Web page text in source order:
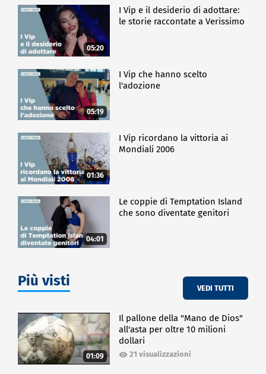
05:20
I Vip e il desiderio di adottare:
le storie raccontate a Verissimo
05:19
I Vip che hanno scelto
l'adozione
01:36
I Vip ricordano la vittoria ai
Mondiali 2006
04:01
Le coppie di Temptation Island
che sono diventate genitori
Più visti VEDI TUTTI
01:09
Il pallone della "Mano de Dios"
all'asta per oltre 10 milioni
dollari
21 visualizzazioni